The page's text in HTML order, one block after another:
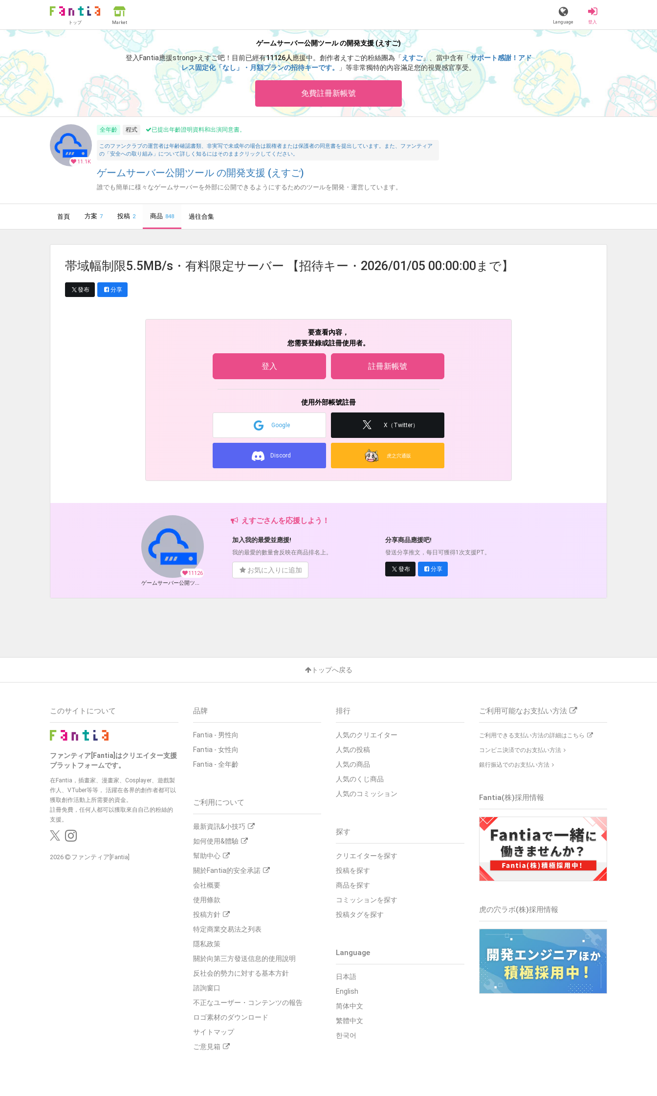
トップ Market Language 登入
ゲームサーバー公開ツール の開発支援 (えすご)
登入Fantia應援strong>えすご吧！ 目前已經有11126人 應援中。 創作者えすご的粉絲團為「 えすご」、當中含有「サポート感謝！アド
レス固定化「なし」・月額プランの招待キーです。
」等非常獨特的內容滿足您的視覺感官享受。
免費註冊新帳號
11.1K
全年齡 程式 已提出年齡證明資料和出演同意書。
このファンクラブの運営者は年齢確認書類、非実写で未成年の場合は親権者または保護者の同意書を提出しています。また、ファンティア
の「安全への取り組み」について詳しく知るにはそのままクリックしてください。
ゲームサーバー公開ツール の開発支援 (えすご)
誰でも簡単に様々なゲームサーバーを外部に公開できるようにするためのツールを開発・運営しています。
首頁 方案 7 投稿 2 商品 848 過往合集
帯域幅制限5.5MB/s・有料限定サーバー 【招待キー・2026/01/05 00:00:00まで】
發布 分享
要查看內容，
您需要登錄或註冊使用者。
登入 註冊新帳號
使用外部帳號註冊
Google X（Twitter）
Discord 虎之穴通販
11126
ゲームサーバー公開ツール の開発支援
えすごさんを応援しよう！
加入我的最愛並應援!
我的最愛的數量會反映在商品排名上。
お気に入りに追加
分享商品應援吧!
發送分享推文，每日可獲得1次支援PT。
發布 分享
トップへ戻る
品牌
Fantia - 男性向
Fantia - 女性向
Fantia - 全年齡
ご利用について
最新資訊&小技巧
如何使用&體驗
幫助中心
關於Fantia的安全承諾
会社概要
使用條款
投稿方針
特定商業交易法之列表
隱私政策
關於向第三方發送信息的使用說明
反社会的勢力に対する基本方針
諮詢窗口
不正なユーザー・コンテンツの報告
ロゴ素材のダウンロード
サイトマップ
ご意見箱
排行
人気のクリエイター
人気の投稿
人気の商品
人気のくじ商品
人気のコミッション
探す
クリエイターを探す
投稿を探す
商品を探す
コミッションを探す
投稿タグを探す
Language
日本語
English
简体中文
繁體中文
한국어
ご利用可能なお支払い方法
ご利用できる支払い方法の詳細はこちら
コンビニ決済でのお支払い方法
銀行振込でのお支払い方法
Fantia(株)採用情報
虎の穴ラボ(株)採用情報
このサイトについて
ファンティア[Fantia]はクリエイター支援
プラットフォームです。
在Fantia，插畫家、漫畫家、Cosplayer、遊戲製
作人、VTuber等等， 活躍在各界的創作者都可以
獲取創作活動上所需要的資金。
註冊免費，任何人都可以獲取來自自己的粉絲的
支援。
2026 ファンティア[Fantia]